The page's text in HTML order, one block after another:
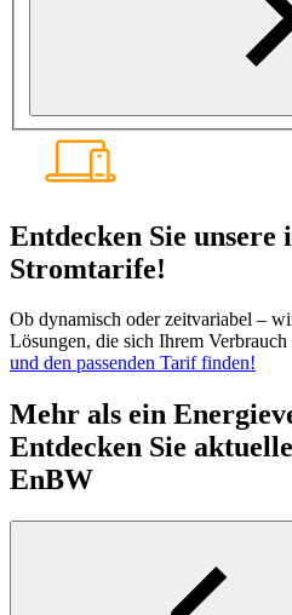
Entdecken Sie unsere
Stromtarife!
Ob dynamisch oder zeitvariabel –
Lösungen, die sich Ihrem Verbrauch
und den passenden Tarif finden!
Mehr als ein
Entdecken Sie
EnBW